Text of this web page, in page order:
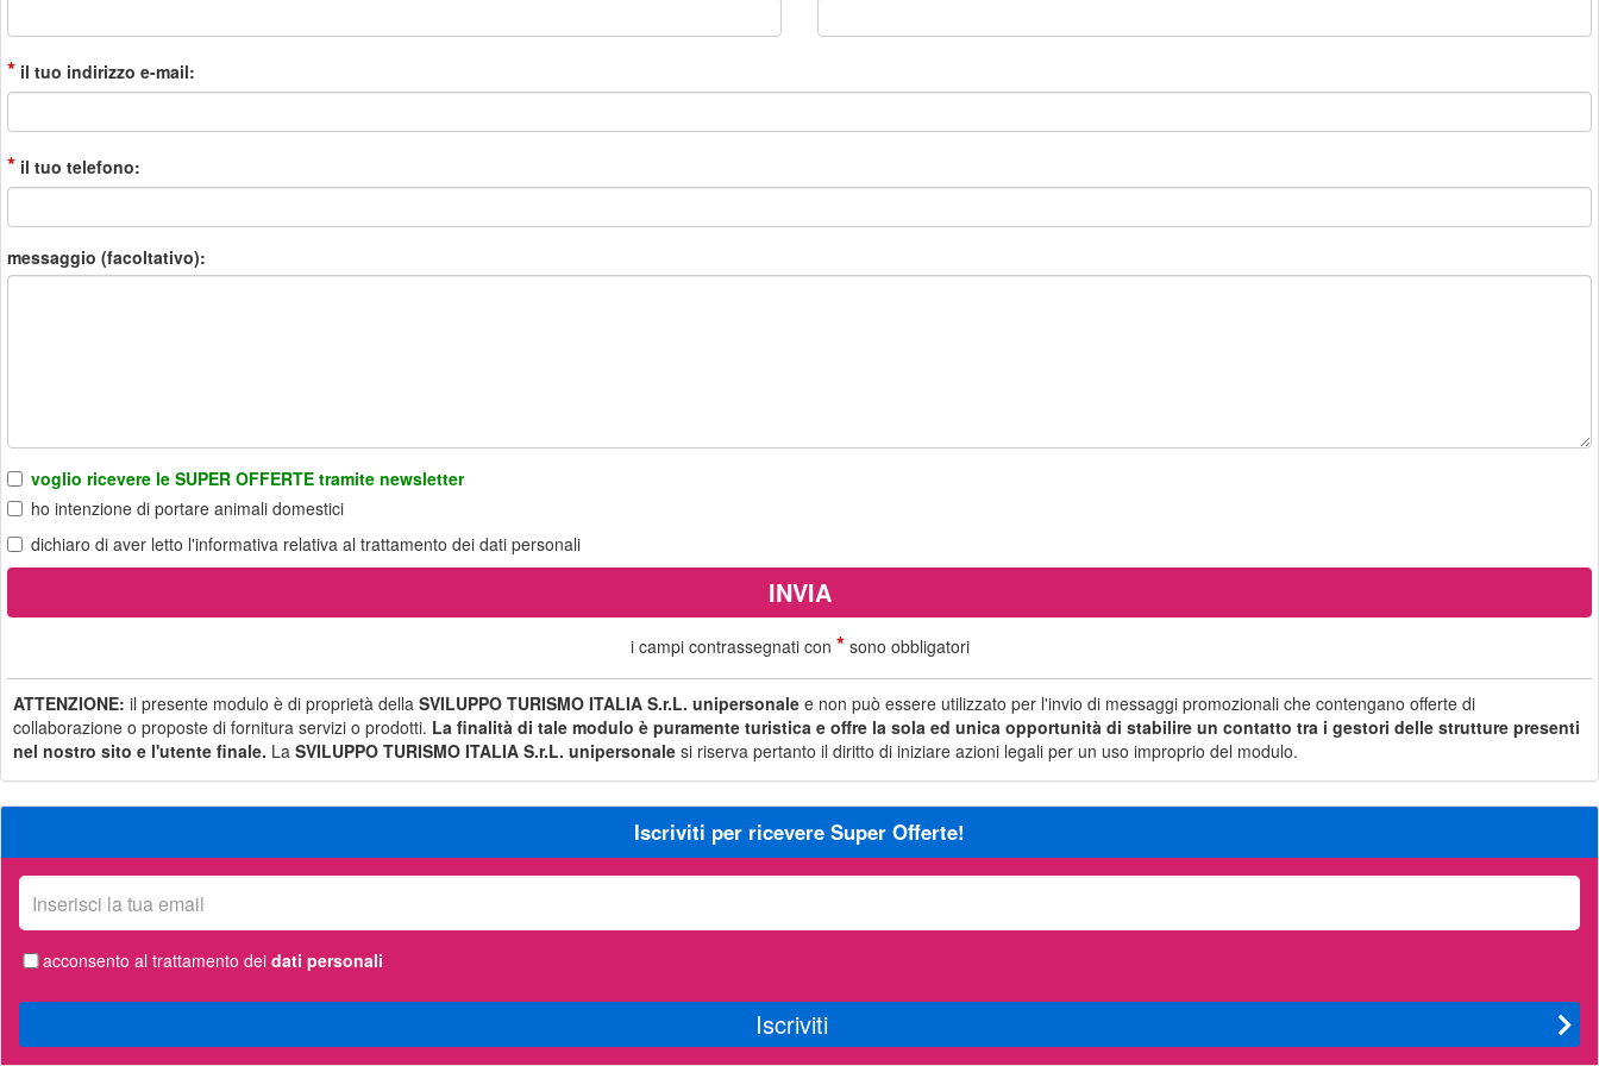
* il tuo indirizzo e-mail:
* il tuo telefono:
messaggio (facoltativo):
voglio ricevere le SUPER OFFERTE tramite newsletter
ho intenzione di portare animali domestici
dichiaro di aver letto l'informativa relativa al trattamento dei dati personali
i campi contrassegnati con *sono obbligatori
ATTENZIONE: il presente modulo è di proprietà della SVILUPPO TURISMO ITALIA S.r.L. unipersonale e non può essere utilizzato per l'invio di messaggi promozionali che contengano offerte di
collaborazione o proposte di fornitura servizi o prodotti. La finalità di tale modulo è puramente turistica e offre la sola ed unica opportunità di stabilire un contatto tra i gestori delle strutture presenti
nel nostro sito e l'utente finale. La SVILUPPO TURISMO ITALIA S.r.L. unipersonale si riserva pertanto il diritto di iniziare azioni legali per un uso improprio del modulo.
Iscriviti per ricevere Super Offerte!
La
tua
email
acconsento al trattamento dei dati personali
Iscriviti